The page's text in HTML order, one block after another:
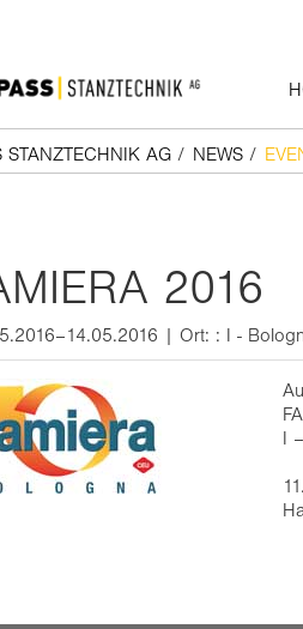
STANZTECHNIK AG/ NEWS/
2016
| Ort: : I -
I